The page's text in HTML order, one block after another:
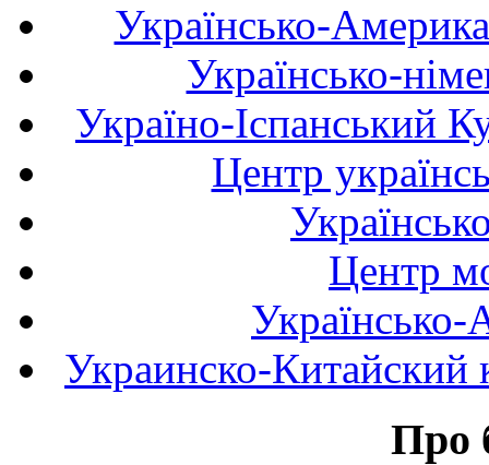
Українсько-
Українсько-
Україно-Іспанський
Центр
Центр
Українсько-
Украинско-Китайский
Про